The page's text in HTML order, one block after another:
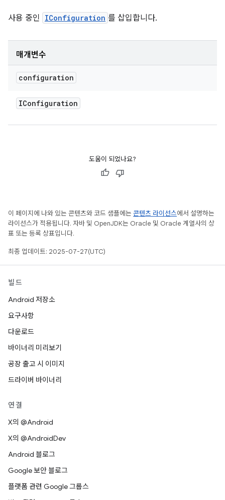
사용 중인 IConfiguration 를 삽입합니다.
매개변수
configuration
IConfiguration
도움이 되었나요?
이 페이지에 나와 있는 콘텐츠와 코드 샘플에는 콘텐츠 라이선스에서 설명하는
라이선스가 적용됩니다. 자바 및 OpenJDK는 Oracle 및 Oracle 계열사의 상
표 또는 등록 상표입니다.
최종 업데이트: 2025-07-27(UTC)
빌드
Android 저장소
요구사항
다운로드
바이너리 미리보기
공장 출고 시 이미지
드라이버 바이너리
연결
X의 @Android
X의 @AndroidDev
Android 블로그
Google 보안 블로그
플랫폼 관련 Google 그룹스